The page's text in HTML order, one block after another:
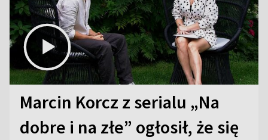
Marcin Korcz z serialu „Na
dobre i na złe” ogłosił, że się